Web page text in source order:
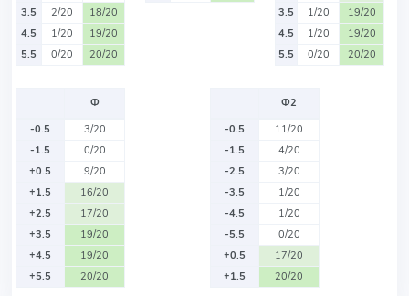
3.5
2/20
18/20
4.5
1/20
19/20
5.5
0/20 20/20
3.5
1/20
19/20
4.5
1/20
19/20
5.5
0/20 20/20
Ф
-0.5
3/20
-1.5
0/20
+0.5
9/20
+1.5
16/20
+2.5
17/20
+3.5
19/20
+4.5
19/20
+5.5
20/20
Ф2
-0.5
11/20
-1.5
4/20
-2.5
3/20
-3.5
1/20
-4.5
1/20
-5.5
0/20
+0.5
17/20
+1.5
20/20